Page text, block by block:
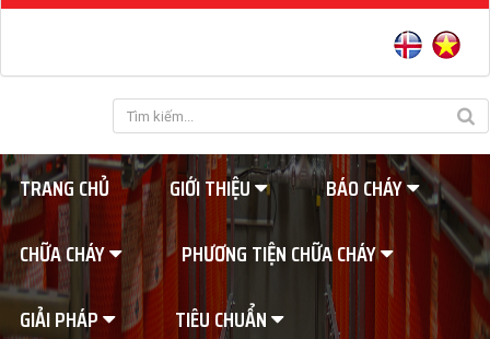
TRANG CHỦ GIỚI THIỆU
BÁO CHÁY
CHỮA CHÁY
PHƯƠNG TIỆN CHỮA CHÁY
GIẢI PHÁP
TIÊU CHUẨN